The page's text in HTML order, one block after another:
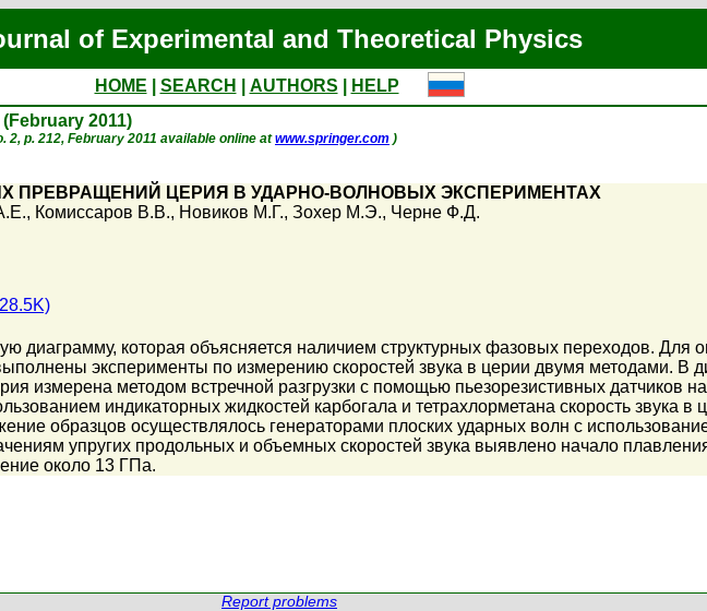
of Experimental and Theoretical Physics
HOME SEARCH AUTHORS
HELP
(February 2011)
2, p. 212, February 2011 available online atwww.springer.com )
ПРЕВРАЩЕНИЙ ЦЕРИЯ В УДАРНО-ВОЛНОВЫХ ЭКСПЕРИМЕНТАХ
, Комиссаров В.В., Новиков М.Г., Зохер М.Э., Черне Ф.Д.
диаграмму, которая объясняется наличием структурных фазовых переходов. Для
эксперименты по измерению скоростей звука в церии двумя методами. В
измерена методом встречной разгрузки с помощью пьезорезистивных датчиков
индикаторных жидкостей карбогала и тетрахлорметана скорость звука
образцов осуществлялось генераторами плоских ударных волн с
упругих продольных и объемных скоростей звука выявлено начало
около 13 ГПа.
Report problems